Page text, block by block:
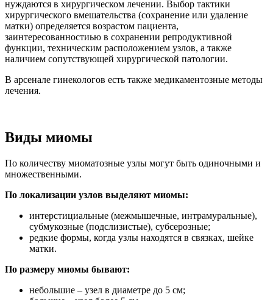
нуждаются в хирургическом лечении. Выбор тактики
хирургического вмешательства (сохранение или удаление
матки) определяется возрастом пациента,
заинтересованностиью в сохранении репродуктивной
функции, техническим расположением узлов, а также
наличием сопутствующей хирургической патологии.
В арсенале гинекологов есть также медикаментозные методы
лечения.
Виды миомы
По количеству миоматозные узлы могут быть одиночными и
множественными.
По локализации узлов выделяют миомы:
интерстициальные (межмышечные, интрамуральные),
субмукозные (подслизистые), субсерозные;
редкие формы, когда узлы находятся в связках, шейке
матки.
По размеру миомы бывают:
небольшие – узел в диаметре до 5 см;